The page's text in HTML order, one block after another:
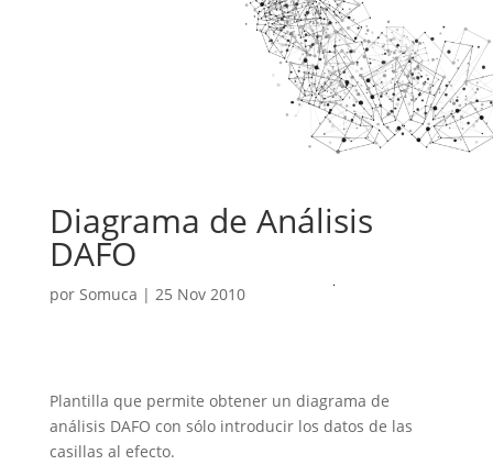
Diagrama de Análisis
DAFO
por Somuca | 25 Nov 2010
Plantilla que permite obtener un diagrama de
análisis DAFO con sólo introducir los datos de las
casillas al efecto.